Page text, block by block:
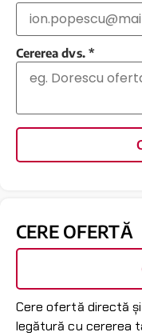
Cererea dvs. *
CERE OFERTĂ
Cere ofertă directă
legătură cu cererea